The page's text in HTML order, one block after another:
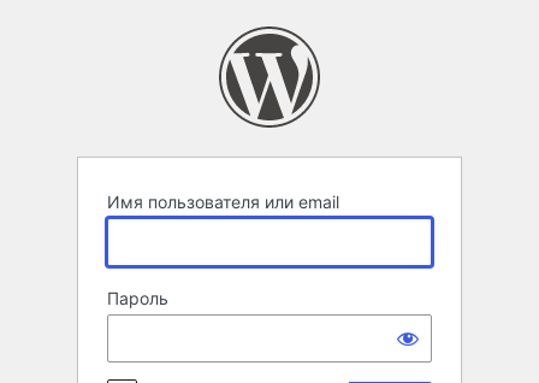
Имя пользователя или email
Пароль